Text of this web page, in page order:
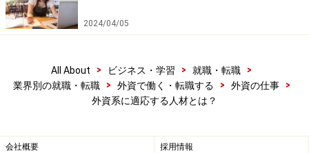
2024/04/05
All About > ビジネス・学習 > 就職・転職
>
業界別の就職・転職
> 外資で働く・転職する > 外資の仕事
>
外資系に適応する人材とは？
会社概要 採用情報